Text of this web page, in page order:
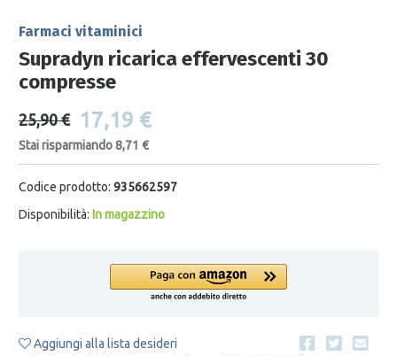
Farmaci vitaminici
Supradyn ricarica effervescenti 30
compresse
25,90 € 17,19 €
Stai risparmiando 8,71 €
Codice prodotto: 935662597
Disponibilità: In magazzino
Aggiungi alla lista desideri